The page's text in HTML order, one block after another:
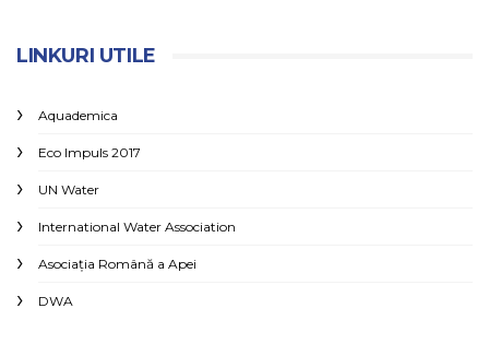
LINKURI UTILE
Aquademica
Eco Impuls 2017
UN Water
International Water Association
Asociaţia Română a Apei
DWA